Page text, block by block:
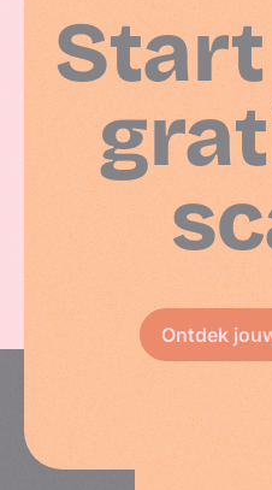
Ontdek